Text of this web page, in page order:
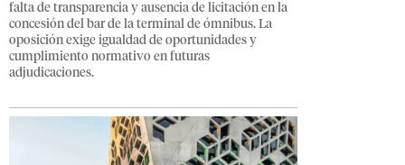
falta de transparencia y ausencia de licitación en la
concesión del bar de la terminal de ómnibus. La
oposición exige igualdad de oportunidades y
cumplimiento normativo en futuras
adjudicaciones.